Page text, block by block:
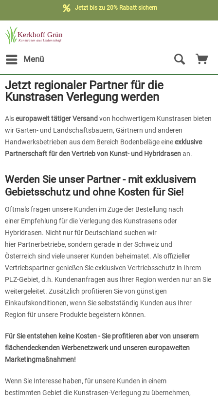
Jetzt bis zu 20% Rabatt sichern
Menü
Jetzt regionaler Partner für die
Kunstrasen Verlegung werden
Alseuropaweit tätiger Versand von hochwertigem Kunstrasen bieten
wir Garten- und Landschaftsbauern, Gärtnern und anderen
Handwerksbetrieben aus dem Bereich Bodenbeläge eineexklusive
Partnerschaft für den Vertrieb von Kunst- und Hybridrasenan.
Werden Sie unser Partner - mit exklusivem
Gebietsschutz und ohne Kosten für Sie!
Oftmals fragen unsere Kunden im Zuge der Bestellung nach
einer Empfehlung für die Verlegung des Kunstrasens oder
Hybridrasen. Nicht nur für Deutschland suchen wir
hier Partnerbetriebe, sondern gerade in der Schweiz und
Österreich sind viele unserer Kunden beheimatet. Als offizieller
Vertriebspartner genießen Sie exklusiven Vertriebsschutz in Ihrem
PLZ-Gebiet, d.h. Kundenanfragen aus Ihrer Region werden nur an Sie
weitergeleitet. Zusätzlich profitieren Sie von günstigen
Einkaufskonditionen, wenn Sie selbstständig Kunden aus Ihrer
Region für unsere Produkte begeistern können.
Für Sie entstehen keine Kosten - Sie profitieren aber von unserem
flächendeckenden Werbenetzwerk und unseren europaweiten
Marketingmaßnahmen!
Wenn Sie Interesse haben, für unsere Kunden in einem
bestimmten Gebiet die Kunstrasen-Verlegung zu übernehmen,